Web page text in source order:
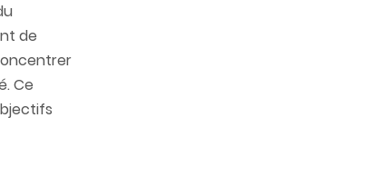
de
Ce